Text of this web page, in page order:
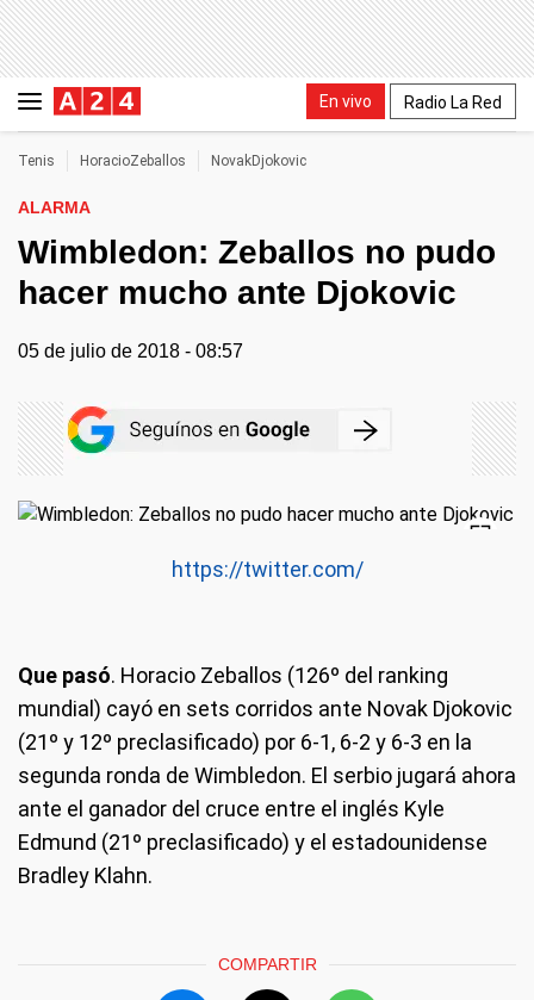
En vivo Radio La Red
Tenis HoracioZeballos NovakDjokovic
ALARMA
Wimbledon: Zeballos no pudo
hacer mucho ante Djokovic
05 de julio de 2018 - 08:57
https://twitter.com/
Que pasó. Horacio Zeballos (126º del ranking
mundial) cayó en sets corridos ante Novak Djokovic
(21º y 12º preclasificado) por 6-1, 6-2 y 6-3 en la
segunda ronda de Wimbledon. El serbio jugará ahora
ante el ganador del cruce entre el inglés Kyle
Edmund (21º preclasificado) y el estadounidense
Bradley Klahn.
COMPARTIR